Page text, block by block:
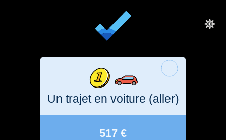
Un trajet en voiture (aller)
517 €